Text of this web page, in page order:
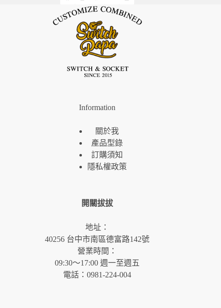
Information
關於我
產品型錄
訂購須知
隱私權政策
開關拔拔
地址：
40256 台中市南區德富路142號
營業時間：
09:30～17:00 週一至週五
電話：0981-224-004